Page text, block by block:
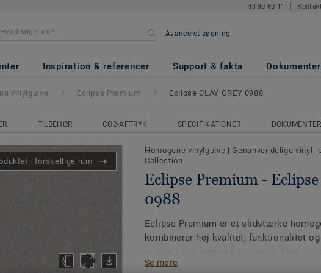
43 90 60 11
Avanceret søgning
Inspiration & referencer Support & fakta Dokumenter
- Eclipse CLAY GREY 0988
vinylgulve Eclipse Premium Eclipse CLAY GREY 0988
TILBEHØR CO2-AFTRYK SPECIFIKATIONER DOKUMENTER
i forskellige rum
Homogene vinylgulve | Genanvendelige vinyl-
Collection
Eclipse Premium -
0988
Eclipse Premium er et slidstærke
kombinerer høj kvalitet, funktionalitet
Pro-overflade er de ideelle til områder
Se mere